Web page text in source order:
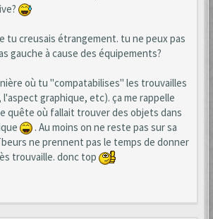
tu creusais étrangement. tu ne peux pas
gauche à cause des équipements?
où tu "compatabilises" les trouvailles
graphique, etc). ça me rappelle
quête où fallait trouver des objets dans
. Au moins on ne reste pas sur sa
ne prennent pas le temps de donner
trouvaille. donc top